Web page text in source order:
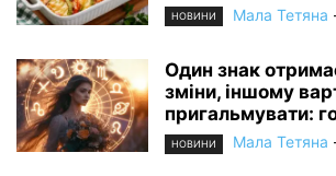
НОВИНИ Мала Тетяна
Один знак
зміни, іншому
пригальмувати:
НОВИНИ Мала Тетяна